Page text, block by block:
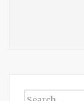
BUSCAR